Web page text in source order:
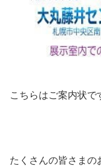
こちらはご案内状で
たくさんの皆さまの